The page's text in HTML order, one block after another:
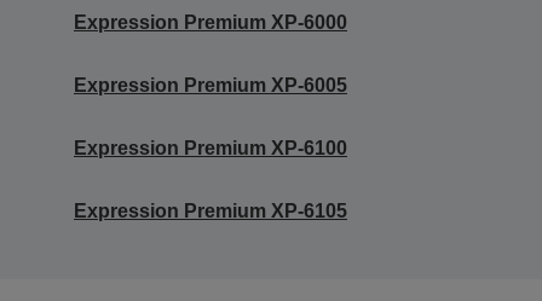
Expression Premium XP-6000
Expression Premium XP-6005
Expression Premium XP-6100
Expression Premium XP-6105